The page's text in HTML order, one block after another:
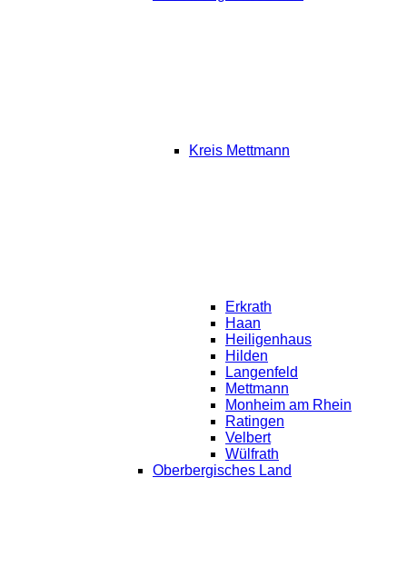
Kreis Mettmann
Erkrath
Haan
Heiligenhaus
Hilden
Langenfeld
Mettmann
Monheim am Rhein
Ratingen
Velbert
Wülfrath
Oberbergisches Land